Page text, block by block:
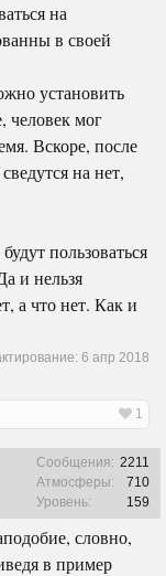
на
в своей
установить
человек мог
Вскоре, после
на нет,
пользоваться
и нельзя
а что нет. Как и
6 апр 2018
1
Сообщения: 2211
Атмосферы:
710
Уровень:
159
словно,
в пример